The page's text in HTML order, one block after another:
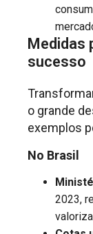
Medidas
sucesso
o grande
exemplos
No Brasil
2023,